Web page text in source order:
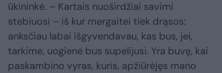
ūkininkė. – Kartais nuoširdžiai savimi
stebiuosi – iš kur mergaitei tiek drąsos:
anksčiau labai išgyvendavau, kas bus, jei,
tarkime, uogienė bus supelijusi. Yra buvę, kai
paskambino vyras, kuris, apžiūrėjęs mano